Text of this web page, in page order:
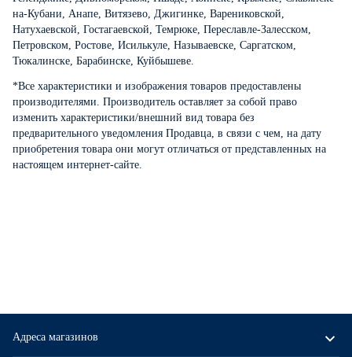
на-Кубани, Анапе, Витязево, Джигинке, Варениковской,
Натухаевской, Гостагаевской, Темрюке, Переславле-Залесском,
Петровском, Ростове, Исилькуле, Называевске, Саргатском,
Тюкалинске, Барабинске, Куйбышеве.
*Все характеристики и изображения товаров предоставлены
производителями. Производитель оставляет за собой право
изменить характеристики/внешний вид товара без
предварительного уведомления Продавца, в связи с чем, на дату
приобретения товара они могут отличаться от представленных на
настоящем интернет-сайте.
Адреса магазинов